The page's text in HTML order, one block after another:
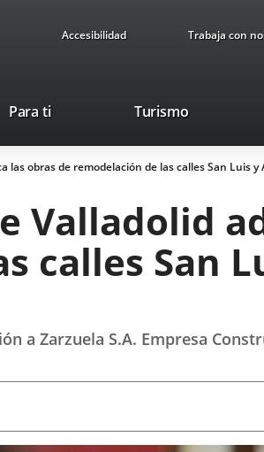
Accesibilidad Trabaja con
Para ti TurismoEste
se
abrirá
una
ventana
las obras de remodelación de las calles San Luis
Valladolid
calles San
a Zarzuela S.A. Empresa